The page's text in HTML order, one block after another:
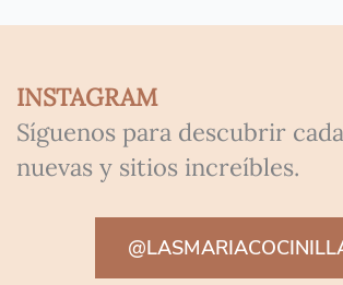
INSTAGRAM
Síguenos para descubrir
nuevas y sitios increíbles.